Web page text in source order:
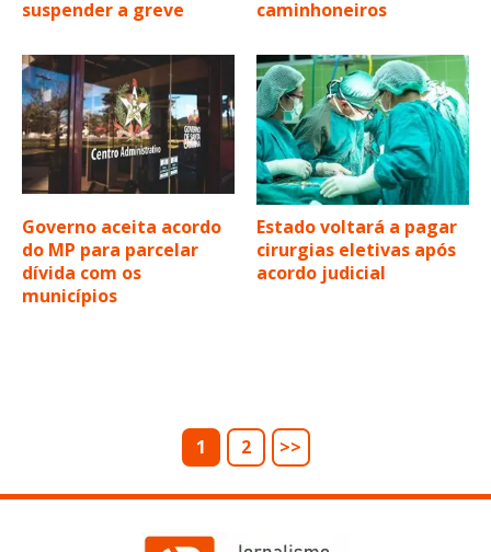
suspender a greve
caminhoneiros
Governo aceita acordo
do MP para parcelar
dívida com os
municípios
Estado voltará a pagar
cirurgias eletivas após
acordo judicial
1 2 >>